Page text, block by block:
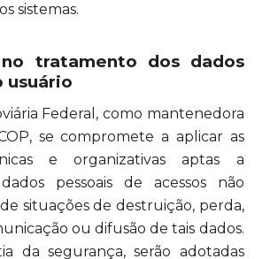
sistemas.
no tratamento dos dados
usuário
Federal, como mantenedora
se compromete a aplicar as
e organizativas aptas a
pessoais de acessos não
situações de destruição, perda,
ou difusão de tais dados.
da segurança, serão adotadas